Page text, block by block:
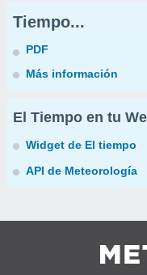
Tiempo...
PDF
Más información
El Tiempo en tu
Widget de El tiempo
API de Meteorología